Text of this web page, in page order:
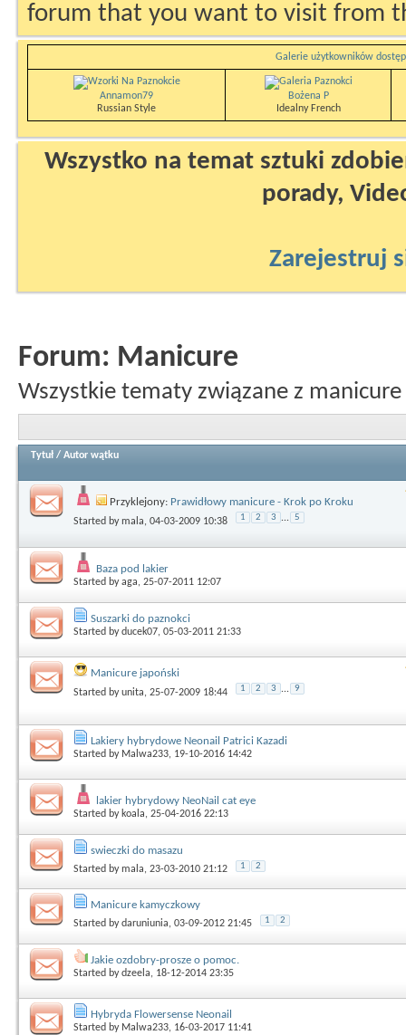
forum that you want to visit from
Galerie użytkowników
Annamon79
Russian Style
Bożena P
Idealny French
Wszystko na temat sztuki
porady,
Zarejestruj
Forum: Manicure
Wszystkie tematy związane z manicure
Tytuł / Autor wątku
Przyklejony: Prawidłowy manicure - Krok po Kroku
Started bymala, 04-03-2009 10:38 1 2 3 ... 5
Baza pod lakier
Started byaga, 25-07-2011 12:07
Suszarki do paznokci
Started byducek07, 05-03-2011 21:33
Manicure japoński
Started byunita, 25-07-2009 18:44 1 2 3 ... 9
Lakiery hybrydowe Neonail Patrici Kazadi
Started by Malwa233, 19-10-2016 14:42
lakier hybrydowy NeoNail cat eye
Started by koala, 25-04-2016 22:13
swieczki do masazu
Started bymala, 23-03-2010 21:12 1 2
Manicure kamyczkowy
Started bydaruniunia, 03-09-2012 21:45 1 2
Jakie ozdobry-prosze o pomoc.
Started bydzeela, 18-12-2014 23:35
Hybryda Flowersense Neonail
Started by Malwa233, 16-03-2017 11:41